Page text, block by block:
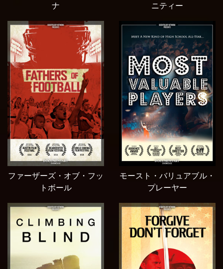
ナ
ニティー
ファーザーズ・オブ・フッ
トボール
モースト・バリュアブル・
プレーヤー